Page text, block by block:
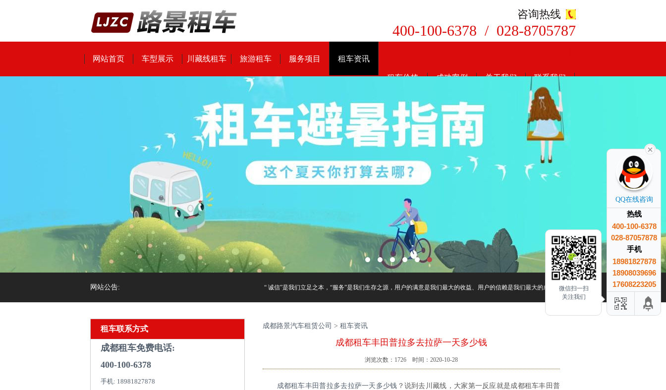
咨询热线
400-100-6378 / 028-8705787
网站首页 车型展示 川藏线租车 旅游租车 服务项目 租车资讯
租车价格 成功案例 关于我们 联系我们
网站公告: “ 诚信”是我们立足之本，“服务”是我们生存之源，用户的满意是我们最大的收益、用户的信赖是我们最大的成就.
租车联系方式
成都租车免费电话:
400-100-6378
手机: 18981827878
成都路景汽车租赁公司 > 租车资讯
成都租车丰田普拉多去拉萨一天多少钱
浏览次数： 1726 时间：2020-10-28
成都租车丰田普拉多去拉萨一天多少钱 ？说到去川藏线，大家第一反应就是成都租车丰田普
QQ在线咨询
热线
400-100-6378
028-87057878
手机
18981827878
18908039696
17608223205
微信扫一扫
关注我们